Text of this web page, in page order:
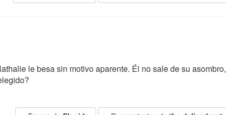
le besa sin motivo aparente. Él no sale de su asombro,